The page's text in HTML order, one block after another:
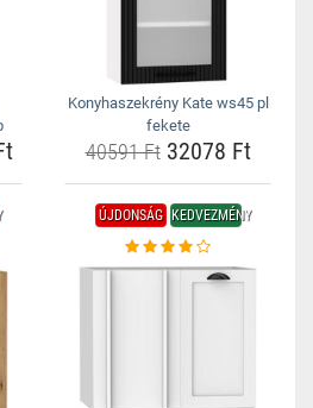
Konyhaszekrény Kate ws45 pl
fekete
40591 Ft32078 Ft
ÚJDONSÁG KEDVEZMÉNY